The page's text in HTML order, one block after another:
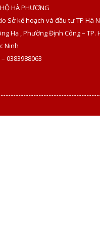
HÀ PHƯƠNG
Sở kế hoạch và đầu tư TP Hà
Hạ , Phường Định Công – TP.
Ninh
0383988063